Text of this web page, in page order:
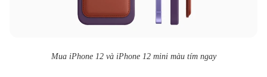
Mua iPhone 12 và iPhone 12 mini màu tím ngay